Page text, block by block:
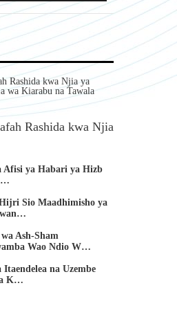
Rashida kwa Njia
ya Habari ya Hizb
Sio Maadhimisho ya
Ash-Sham
Wao Ndio W…
na Uzembe
K…